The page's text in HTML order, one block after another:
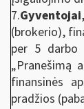
7.Gyventojai
(brokerio),
per 5 darbo
„Pranešimą
finansinės
pradžios